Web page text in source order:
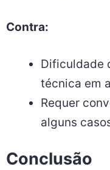
Contra:
Dificuldade
técnica em
Requer
alguns
Conclusão